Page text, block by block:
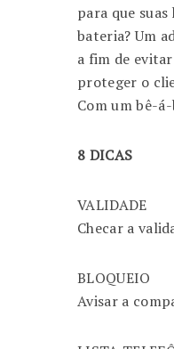
para que
bateria? Um
a fim de
proteger o
Com um bê-
8 DICAS
VALIDADE
Checar a
BLOQUEIO
Avisar a